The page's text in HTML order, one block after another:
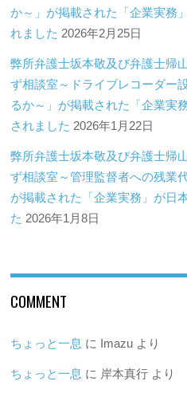
か～」が掲載された「企業実務
れました 2026年2月25日
弊所弁護士坂本敬及び弁護士帰
ず相談室～ドライブレコーダー
るか～」が掲載された「企業実
されました 2026年1月22日
弊所弁護士坂本敬及び弁護士帰
ず相談室～管理監督者への残業
が掲載された「企業実務」が日
た 2026年1月8日
COMMENT
ちょっと一息 に Imazu より
ちょっと一息 に 岸本真行 より